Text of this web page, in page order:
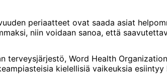
periaatteet ovat saada asiat
niin voidaan sanoa, että
terveysjärjestö, Word Health
kielellisiä vaikeuksia